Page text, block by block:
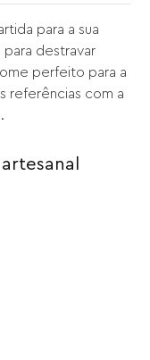
para a sua
para destravar
perfeito para a
referências com a